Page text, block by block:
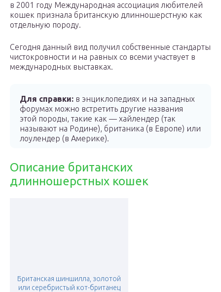
в 2001 году Международная ассоциация любителей
кошек признала британскую длинношерстную как
отдельную породу.
Сегодня данный вид получил собственные стандарты
чистокровности и на равных со всеми участвует в
международных выставках.
Для справки: в энциклопедиях и на западных
форумах можно встретить другие названия
этой породы, такие как — хайлендер (так
называют на Родине), британика (в Европе) или
лоулендер (в Америке).
Описание британских
длинношерстных кошек
Британская шиншилла, золотой
или серебристый кот-британец